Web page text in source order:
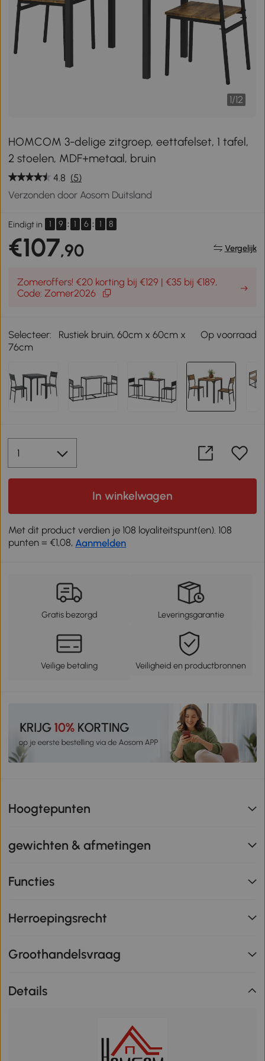
1/12
HOMCOM 3-delige zitgroep, eettafelset, 1 tafel,
2 stoelen, MDF+metaal, bruin
4.8 (5)
Verzonden door Aosom Duitsland
Eindigt in 1 9 : 1 6 : 1 7
€107,90 Vergelijk
Zomeroffers! €20 korting bij €129 | €35 bij €189,
Code: Zomer2026
Selecteer:
Rustiek bruin, 60cm x 60cm x
76cm
Op voorraad
In winkelwagen
Met dit product verdien je 108 loyaliteitspunt(en). 108
punten = €1,08, Aanmelden
Gratis bezorgd Leveringsgarantie
Veilige betaling Veiligheid en productbronnen
Hoogtepunten
gewichten & afmetingen
Functies
Herroepingsrecht
Groothandelsvraag
Details